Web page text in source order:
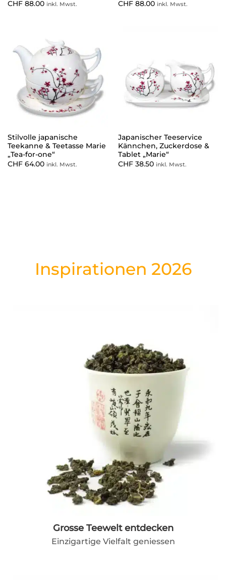
CHF88.00 inkl. Mwst. CHF88.00 inkl. Mwst.
Stilvolle japanische
Teekanne & Teetasse Marie
„Tea-for-one“
CHF64.00 inkl. Mwst.
Japanischer Teeservice
Kännchen, Zuckerdose &
Tablet „Marie“
CHF38.50 inkl. Mwst.
Inspirationen 2026
Grosse Teewelt entdecken
Einzigartige Vielfalt geniessen